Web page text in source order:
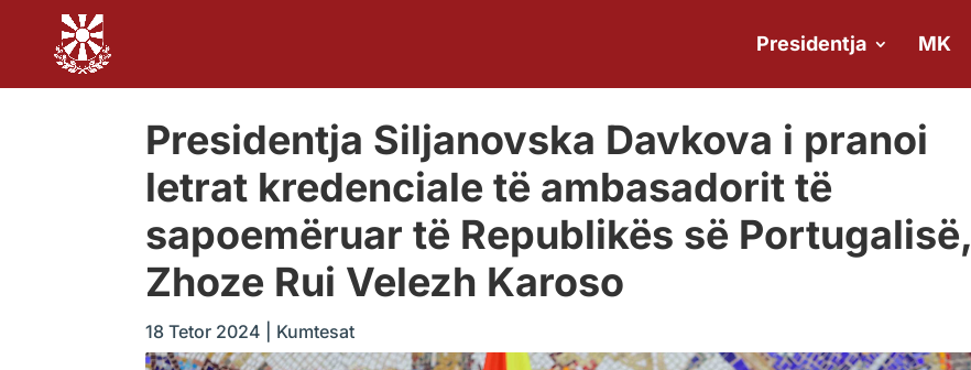
Presidentja MK
Presidentja Siljanovska Davkova i pranoi
letrat kredenciale të ambasadorit të
sapoemëruar të Republikës së Portugalisë,
Zhoze Rui Velezh Karoso
18 Tetor 2024 Kumtesat